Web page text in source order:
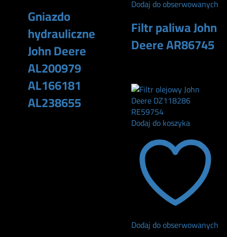
Gniazdo
hydrauliczne
John Deere
AL200979
AL166181
AL238655
Dodaj do obserwowanych
Filtr paliwa John
Deere AR86745
Dodaj do koszyka
Dodaj do obserwowanych